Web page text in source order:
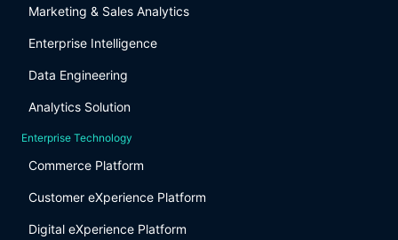
Marketing & Sales Analytics
Enterprise Intelligence
Data Engineering
Analytics Solution
Enterprise Technology
Commerce Platform
Customer eXperience Platform
Digital eXperience Platform